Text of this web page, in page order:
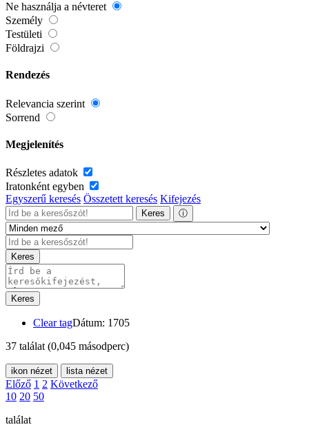
Ne használja a névteret
Személy
Testületi
Földrajzi
Rendezés
Relevancia szerint
Sorrend
Megjelenítés
Részletes adatok
Iratonként egyben
Egyszerű keresés Összetett keresés Kifejezés
Keres ⓘ
Keres
Keres
Clear tagDátum: 1705
37 találat (0,045 másodperc)
ikon nézet lista nézet
Előző 1 2 Következő
10 20 50
találat